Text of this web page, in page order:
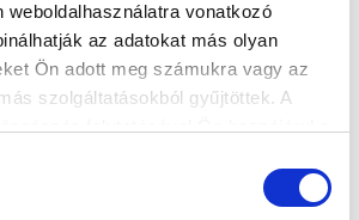
weboldalhasználatra vonatkozó
az adatokat más olyan
Ön adott meg számukra vagy az
szolgáltatásokból gyűjtöttek. A
LEHETŐSÉGEINKKEL,
a sok kihagyott helyzet, a hazaiak